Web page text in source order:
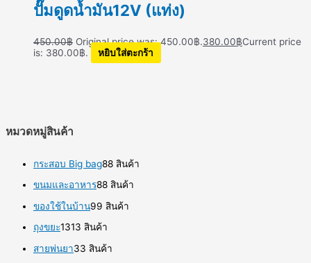
หมวดหมู่สินค้า
กระสอบ Big bag88 สินค้า
ขนมและอาหาร88 สินค้า
ของใช้ในบ้าน99 สินค้า
ถุงขยะ1313 สินค้า
สายพ่นยา33 สินค้า
ปั๊มดูดน้ำมัน12V (แท่ง)
450.00฿ Original price was: 450.00฿.380.00฿Current price
is: 380.00฿.
หยิบใส่ตะกร้า